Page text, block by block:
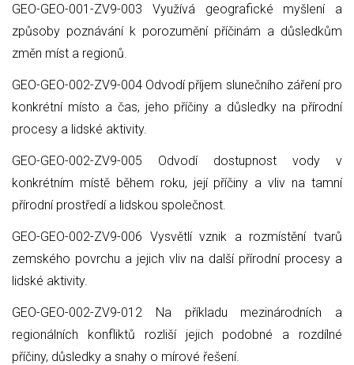
GEO-GEO-001-ZV9-003 Využívá geografické myšlení a
způsoby poznávání k porozumění příčinám a důsledkům
změn míst a regionů.
GEO-GEO-002-ZV9-004 Odvodí příjem slunečního záření pro
konkrétní místo a čas, jeho příčiny a důsledky na přírodní
procesy a lidské aktivity.
GEO-GEO-002-ZV9-005 Odvodí dostupnost vody v
konkrétním místě během roku, její příčiny a vliv na tamní
přírodní prostředí a lidskou společnost.
GEO-GEO-002-ZV9-006 Vysvětlí vznik a rozmístění tvarů
zemského povrchu a jejich vliv na další přírodní procesy a
lidské aktivity.
GEO-GEO-002-ZV9-012 Na příkladu mezinárodních a
regionálních konfliktů rozliší jejich podobné a rozdílné
příčiny, důsledky a snahy o mírové řešení.